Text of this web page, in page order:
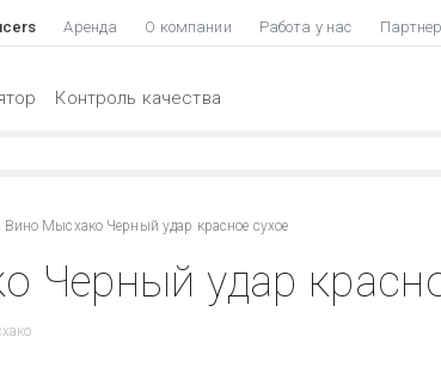
Аренда О компании Работа у нас
Контроль качества
Вино Мысхако Черный удар красное сухое
Черный удар